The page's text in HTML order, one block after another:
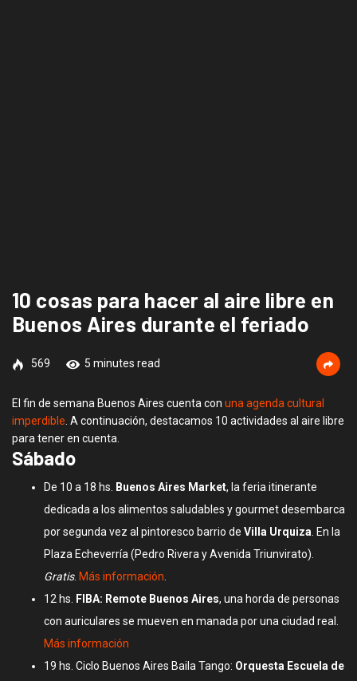
10 cosas para hacer al aire libre en
Buenos Aires durante el feriado
569 5 minutes read
El fin de semana Buenos Aires cuenta con una agenda cultural
imperdible . A continuación, destacamos 10 actividades al aire libre
para tener en cuenta.
Sábado
De 10 a 18 hs. Buenos Aires Market, la feria itinerante
dedicada a los alimentos saludables y gourmet desembarca
por segunda vez al pintoresco barrio de Villa Urquiza . En la
Plaza Echeverría (Pedro Rivera y Avenida Triunvirato).
Gratis. Más información
12 hs.
FIBA: Remote Buenos Aires, una horda de personas
con auriculares se mueven en manada por una ciudad real.
Más información
19 hs. Ciclo Buenos Aires Baila Tango: Orquesta Escuela de